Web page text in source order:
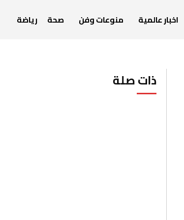
اخبار عالمية منوعات وفن صحة رياضة
ذات صلة